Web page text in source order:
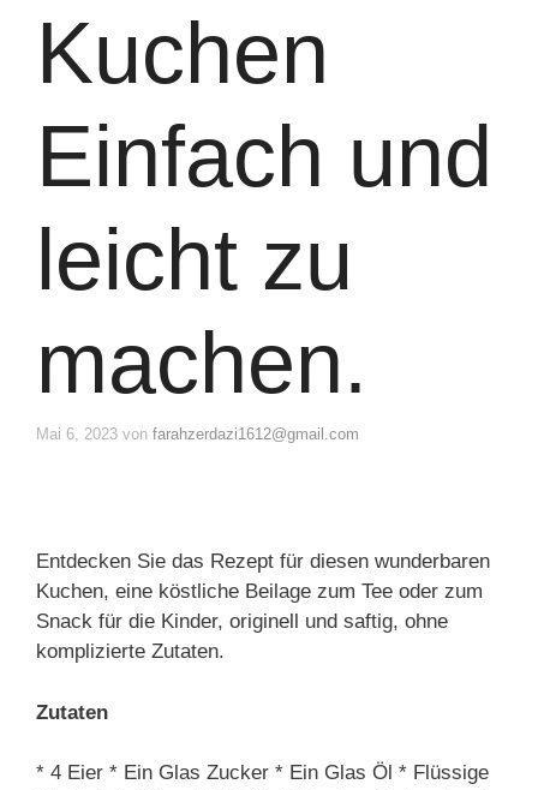
Kuchen
Einfach und
leicht zu
machen.
Mai 6, 2023 von farahzerdazi1612@gmail.com
Entdecken Sie das Rezept für diesen wunderbaren
Kuchen, eine köstliche Beilage zum Tee oder zum
Snack für die Kinder, originell und saftig, ohne
komplizierte Zutaten.
Zutaten
* 4 Eier * Ein Glas Zucker * Ein Glas Öl * Flüssige